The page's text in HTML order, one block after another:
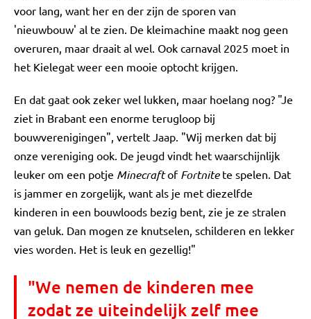
voor lang, want her en der zijn de sporen van
'nieuwbouw' al te zien. De kleimachine maakt nog geen
overuren, maar draait al wel. Ook carnaval 2025 moet in
het Kielegat weer een mooie optocht krijgen.
En dat gaat ook zeker wel lukken, maar hoelang nog? "Je
ziet in Brabant een enorme terugloop bij
bouwverenigingen", vertelt Jaap. "Wij merken dat bij
onze vereniging ook. De jeugd vindt het waarschijnlijk
leuker om een potje Minecraftof Fortnitete spelen. Dat
is jammer en zorgelijk, want als je met diezelfde
kinderen in een bouwloods bezig bent, zie je ze stralen
van geluk. Dan mogen ze knutselen, schilderen en lekker
vies worden. Het is leuk en gezellig!"
"We nemen de kinderen mee
zodat ze uiteindelijk zelf mee